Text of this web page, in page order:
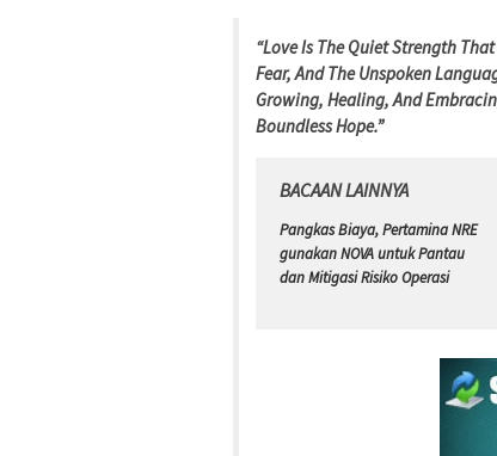
“Love Is The Quiet Strength
Fear, And The Unspoken
Growing, Healing, And
Boundless Hope.”
BACAAN LAINNYA
Pangkas Biaya, Pertamina NRE
gunakan NOVA untuk Pantau
dan Mitigasi Risiko Operasi